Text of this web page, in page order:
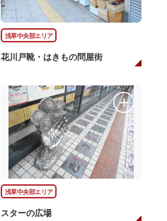
浅草中央部エリア
花川戸靴・はきもの問屋街
浅草中央部エリア
スターの広場